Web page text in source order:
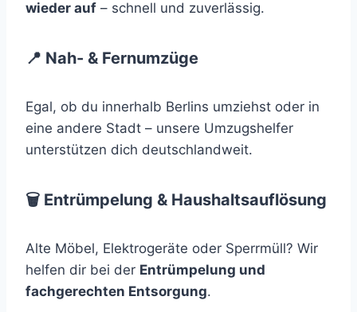
wieder auf – schnell und zuverlässig.
📍 Nah- & Fernumzüge
Egal, ob du innerhalb Berlins umziehst oder in
eine andere Stadt – unsere Umzugshelfer
unterstützen dich deutschlandweit.
🗑️ Entrümpelung & Haushaltsauflösung
Alte Möbel, Elektrogeräte oder Sperrmüll? Wir
helfen dir bei der Entrümpelung und
fachgerechten Entsorgung.